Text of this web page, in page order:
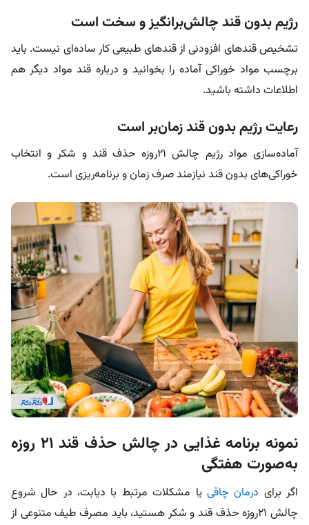
رژیم بدون قند چالش‌برانگیز و سخت است
تشخیص قندهای افزودنی از قندهای طبیعی کار ساده‌ای نیست. باید
برچسب مواد خوراکی آماده را بخوانید و درباره قند مواد دیگر هم
اطلاعات داشته باشید.
رعایت رژیم بدون قند زمان‌بر است
آماده‌سازی مواد رژیم چالش ۲۱روزه حذف قند و شکر و انتخاب
خوراکی‌های بدون قند نیازمند صرف زمان و برنامه‌ریزی است.
نمونه برنامه غذایی در چالش حذف قند ۲۱ روزه
به‌صورت هفتگی
اگر برای درمان چاقی یا مشکلات مرتبط با دیابت، در حال شروع
چالش ۲۱روزه حذف قند و شکر هستید، باید مصرف طیف متنوعی از